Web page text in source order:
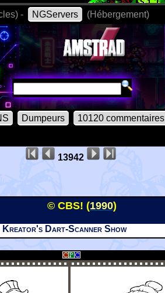
- NGServers (Hébergement)
Dumpeurs 10120 commentaires
13942
© CBS! (1990)
Kreator's Dart-Scanner Show